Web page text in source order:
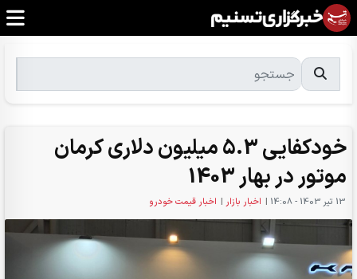
خودکفایی 5.3 میلیون دلاری کرمان
موتور در بهار 1403
13 تير 1403 - 14:08 | اخبار بازار | اخبار قیمت خودرو